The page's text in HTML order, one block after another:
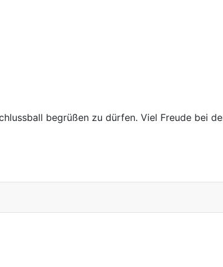
begrüßen zu dürfen. Viel Freude bei